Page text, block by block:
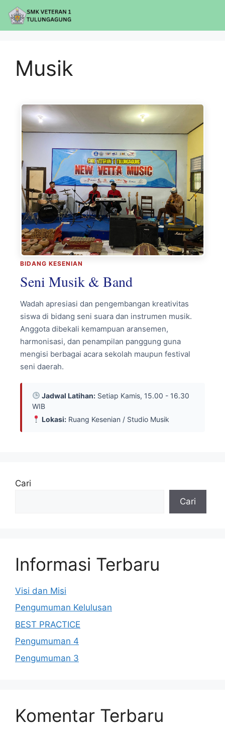
Musik
BIDANG KESENIAN
Seni Musik & Band
Wadah apresiasi dan pengembangan kreativitas
siswa di bidang seni suara dan instrumen musik.
Anggota dibekali kemampuan aransemen,
harmonisasi, dan penampilan panggung guna
mengisi berbagai acara sekolah maupun festival
seni daerah.
Jadwal Latihan:Setiap Kamis, 15.00 - 16.30
WIB
Lokasi:Ruang Kesenian / Studio Musik
Cari
Cari
Informasi Terbaru
Visi dan Misi
Pengumuman Kelulusan
BEST PRACTICE
Pengumuman 4
Pengumuman 3
Komentar Terbaru